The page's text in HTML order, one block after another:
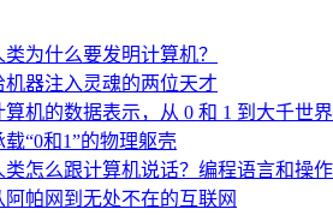
类为什么要发明计算机？
机器注入灵魂的两位天才
算机的数据表示，从 0 和 1 到大千世界
载“0和1”的物理躯壳
类怎么跟计算机说话？编程语言和操
阿帕网到无处不在的互联网